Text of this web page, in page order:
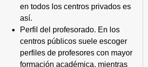
en todos los centros privados es
así.
Perfil del profesorado. En los
centros públicos suele escoger
perfiles de profesores con mayor
formación académica, mientras